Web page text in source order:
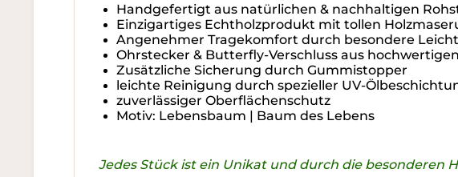
Handgefertigt aus natürlichen & nachhaltigen
Einzigartiges Echtholzprodukt mit tollen
Angenehmer Tragekomfort durch besondere
Ohrstecker & Butterfly-Verschluss aus
Zusätzliche Sicherung durch Gummistopper
leichte Reinigung durch spezieller UV-
zuverlässiger Oberflächenschutz
Motiv: Lebensbaum | Baum des Lebens
Jedes Stück ist ein Unikat und durch die besonderen